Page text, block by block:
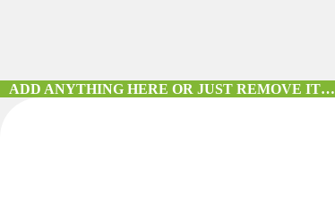
ADD ANYTHING HERE OR JUST REMOVE IT…